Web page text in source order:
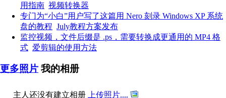
用指南 视频转换器
专门为“小白”用户写了这篇用 Nero 刻录 Windows XP 系统
盘的教程 July教程方案发布
监控视频，文件后缀是 .ps，需要转换成更通用的 MP4 格
式 爱剪辑的使用方法
更多照片 我的相册
主人还没有建立相册 上传照片....